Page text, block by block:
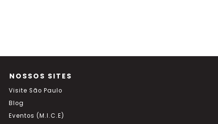
NOSSOS SITES
Visite São Paulo
Blog
Eventos (M.I.C.E)